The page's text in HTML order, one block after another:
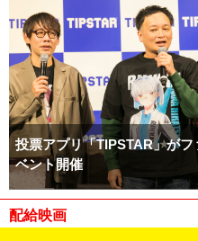
投票アプリ「TIPSTAR」がフ
ベント開催
配給映画